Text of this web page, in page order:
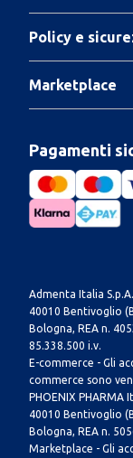
Policy e
Marketplace
Pagamenti
Admenta Italia
40010 Bentivoglio
Bologna, REA n.
85.338.500 i.v.
E-commerce - Gli
commerce sono
PHOENIX
40010 Bentivoglio
Bologna, REA n.
Marketplace - Gli